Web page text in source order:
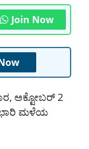
Join Now
ಅಕ್ಟೋಬರ್ 2
ಭಾರಿ ಮಳೆಯ